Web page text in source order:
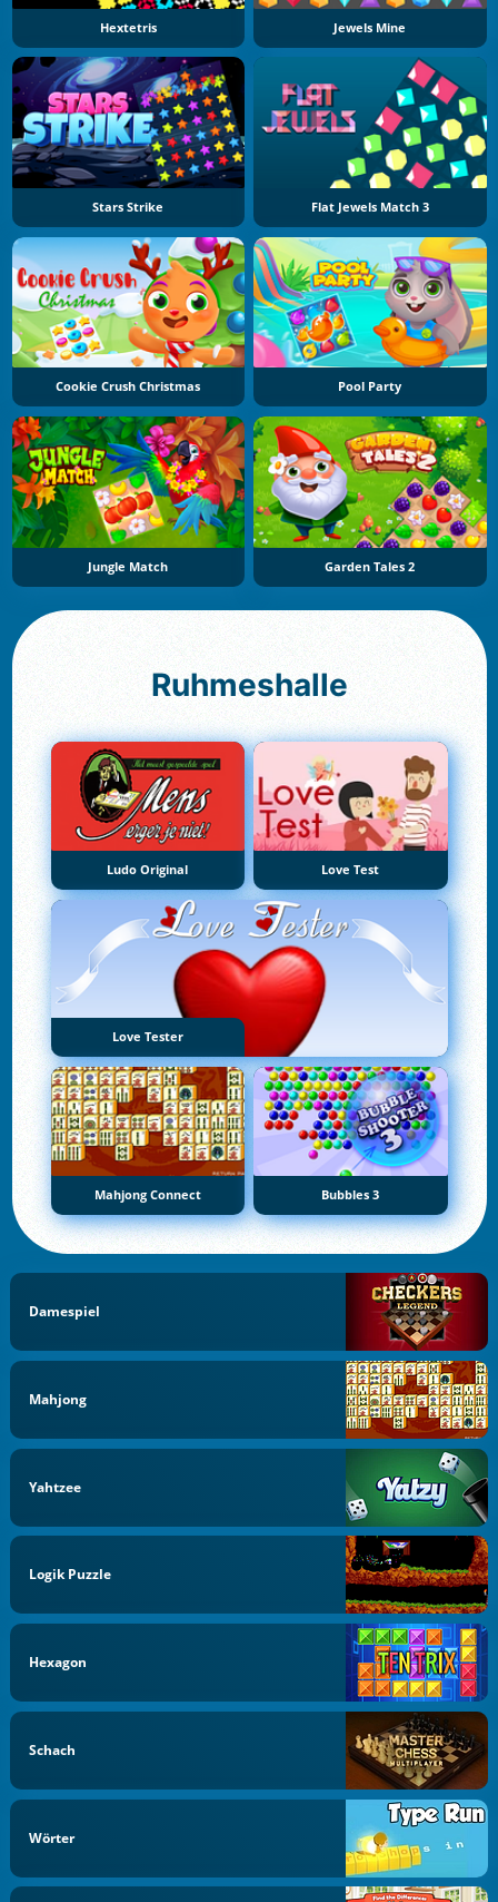
Hextetris Jewels Mine
Stars Strike Flat Jewels Match 3
Cookie Crush Christmas Pool Party
Jungle Match Garden Tales 2
Ruhmeshalle
Ludo Original Love Test
Love Tester
Mahjong Connect Bubbles 3
Damespiel
Mahjong
Yahtzee
Logik Puzzle
Hexagon
Schach
Wörter